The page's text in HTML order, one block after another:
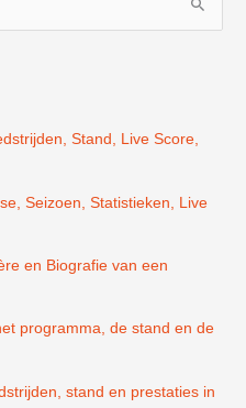
Stand, Live Score,
Seizoen, Statistieken, Live
en Biografie van een
programma, de stand en de
stand en prestaties in